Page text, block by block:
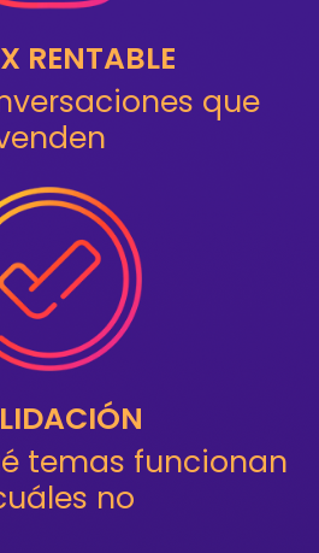
temas funcionan
no
RENTABLE
que